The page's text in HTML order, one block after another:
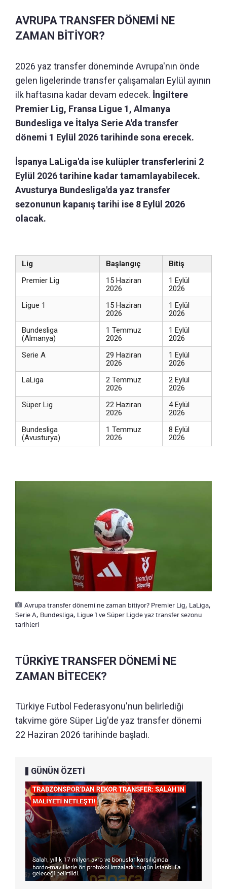
AVRUPA TRANSFER DÖNEMİ NE
ZAMAN BİTİYOR?
2026 yaz transfer döneminde Avrupa'nın önde
gelen ligelerinde transfer çalışamaları Eylül ayının
ilk haftasına kadar devam edecek. İngiltere
Premier Lig, Fransa Ligue 1, Almanya
Bundesliga ve İtalya Serie A'da transfer
dönemi 1 Eylül 2026 tarihinde sona erecek.
İspanya LaLiga'da ise kulüpler transferlerini 2
Eylül 2026 tarihine kadar tamamlayabilecek.
Avusturya Bundesliga'da yaz transfer
sezonunun kapanış tarihi ise 8 Eylül 2026
olacak.
Lig Başlangıç
Bitiş
Premier Lig
15 Haziran
2026
1 Eylül
2026
Ligue 1
15 Haziran
2026
1 Eylül
2026
Bundesliga
(Almanya)
1 Temmuz
2026
1 Eylül
2026
Serie A
29 Haziran
2026
1 Eylül
2026
LaLiga
2 Temmuz
2026
2 Eylül
2026
Süper Lig
22 Haziran
2026
4 Eylül
2026
Bundesliga
(Avusturya)
1 Temmuz
2026
8 Eylül
2026
Avrupa transfer dönemi ne zaman bitiyor? Premier Lig, LaLiga,
Serie A, Bundesliga, Ligue 1 ve Süper Ligde yaz transfer sezonu
tarihleri
TÜRKİYE TRANSFER DÖNEMİ NE
ZAMAN BİTECEK?
Türkiye Futbol Federasyonu'nun belirlediği
takvime göre Süper Lig'de yaz transfer dönemi
22 Haziran 2026 tarihinde başladı.
GÜNÜN ÖZETİ